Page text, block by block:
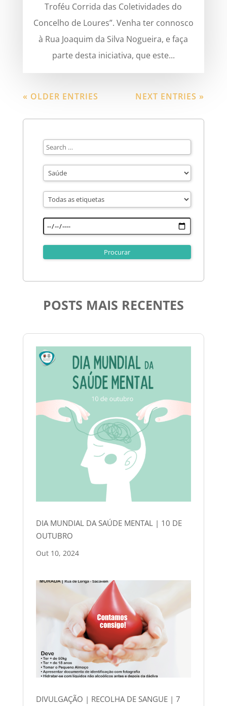
Troféu Corrida das Coletividades do
Concelho de Loures”. Venha ter connosco
à Rua Joaquim da Silva Nogueira, e faça
parte desta iniciativa, que este...
« OLDER ENTRIES NEXT ENTRIES »
POSTS MAIS RECENTES
DIA MUNDIAL DA SAÚDE MENTAL | 10 DE
OUTUBRO
Out 10, 2024
DIVULGAÇÃO | RECOLHA DE SANGUE | 7